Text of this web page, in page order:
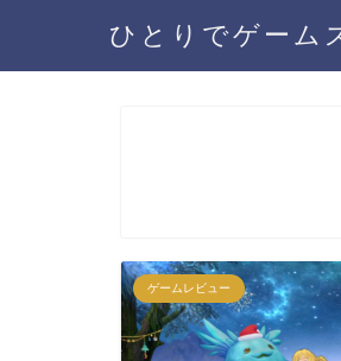
ひとりでゲーム
ゲームレビュー